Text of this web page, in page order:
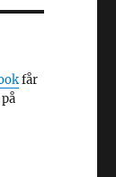
får